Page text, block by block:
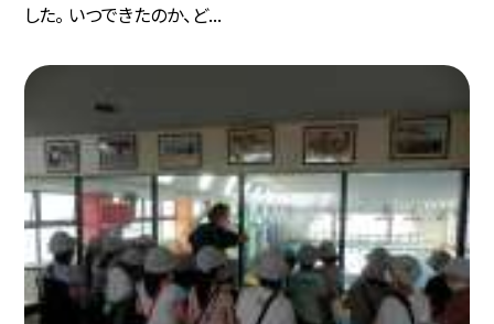
した。 いつできたのか、ど...